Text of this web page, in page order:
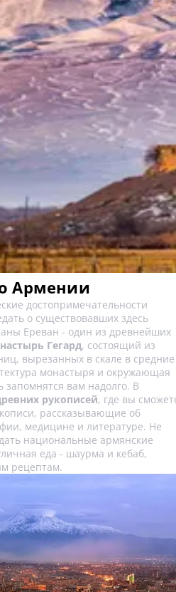
Армении
достопримечательности
о существовавших здесь
Ереван - один из древнейших
Гегард, состоящий из
вырезанных в скале в средние
монастыря и окружающая
запомнятся вам надолго. В
рукописей, где вы
рассказывающие об
медицине и литературе. Не
национальные армянские
еда - шаурма и кебаб,
рецептам.